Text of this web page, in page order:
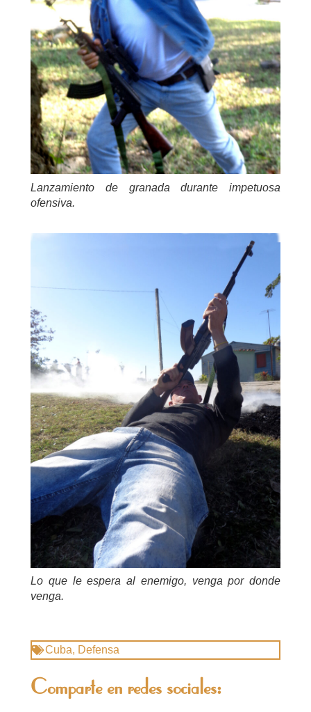
Lanzamiento de granada durante impetuosa
ofensiva.
Lo que le espera al enemigo, venga por donde
venga.
Cuba, Defensa
Comparte en redes sociales: